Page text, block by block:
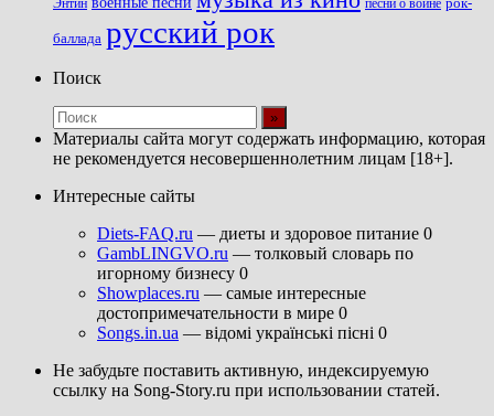
Энтин
песни о войне рок-
баллада русский рок
Поиск
Материалы сайта могут содержать информацию, которая
не рекомендуется несовершеннолетним лицам [18+].
Интересные сайты
Diets-FAQ.ru — диеты и здоровое питание 0
GambLINGVO.ru — толковый словарь по
игорному бизнесу 0
Showplaces.ru — самые интересные
достопримечательности в мире 0
Songs.in.ua — відомі українські пісні 0
Не забудьте поставить активную, индексируемую
ссылку на Song-Story.ru при использовании статей.